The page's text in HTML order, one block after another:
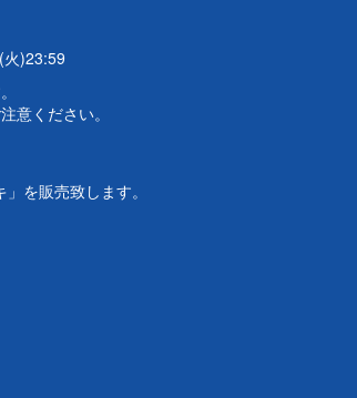
)23:59
意ください。
を販売致します。